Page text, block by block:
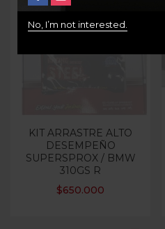
KIT ARRASTRE ALTO
DESEMPEÑO
SUPERSPROX / BMW
310GS R
$650.000
No, I’m not interested.